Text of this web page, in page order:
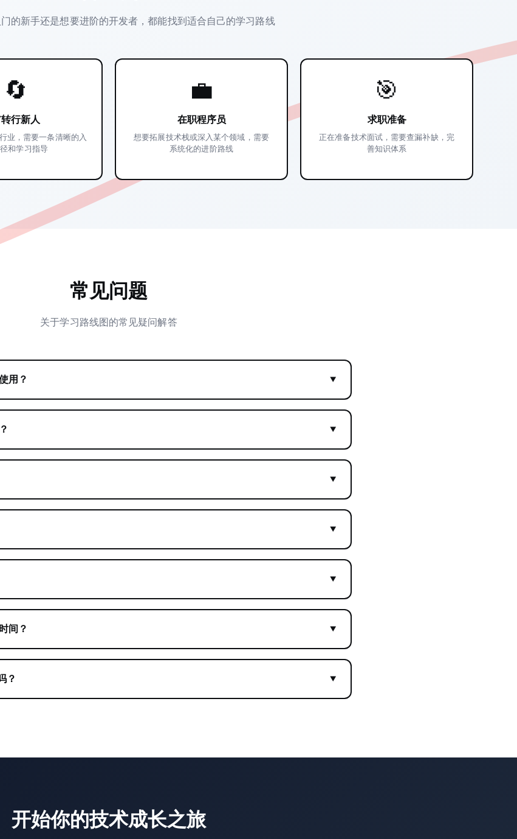
的新手还是想要进阶的开发者，都能找到适合自己的学习路线
🔄
行新人
业，需要一条清晰的入
和学习指导
💼
在职程序员
想要拓展技术栈或深入某个领域，需要
系统化的进阶路线
🎯
求职准备
正在准备技术面试，需要查漏补缺，完
善知识体系
常见问题
关于学习路线图的常见疑问解答
用？
间？
？
开始你的技术成长之旅